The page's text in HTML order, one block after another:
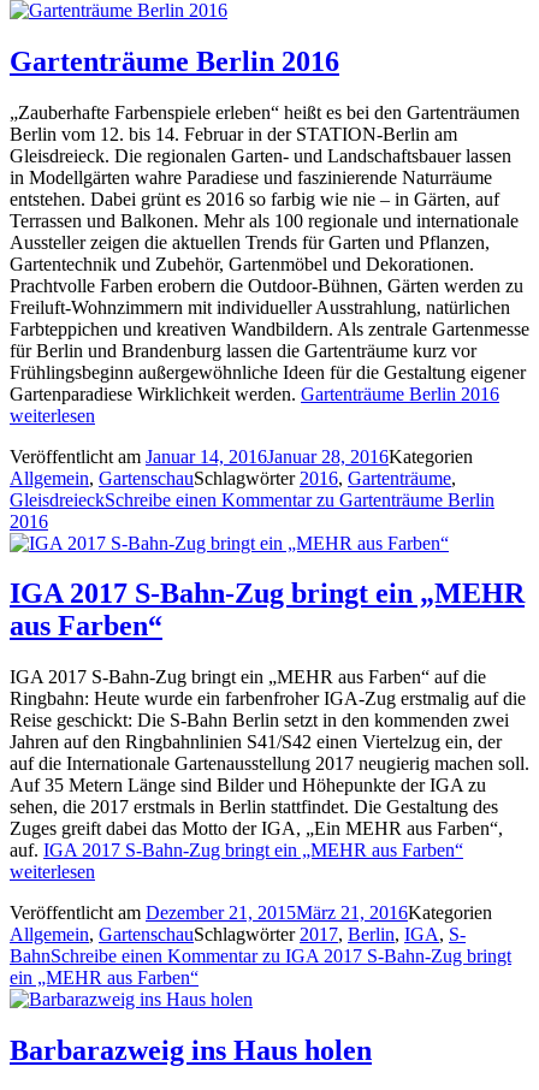
Gartenträume Berlin 2016
„Zauberhafte Farbenspiele erleben“ heißt es bei den Gartenträumen
Berlin vom 12. bis 14. Februar in der STATION‐Berlin am
Gleisdreieck. Die regionalen Garten‐ und Landschaftsbauer lassen
in Modellgärten wahre Paradiese und faszinierende Naturräume
entstehen. Dabei grünt es 2016 so farbig wie nie – in Gärten, auf
Terrassen und Balkonen. Mehr als 100 regionale und internationale
Aussteller zeigen die aktuellen Trends für Garten und Pflanzen,
Gartentechnik und Zubehör, Gartenmöbel und Dekorationen.
Prachtvolle Farben erobern die Outdoor‐Bühnen, Gärten werden zu
Freiluft‐Wohnzimmern mit individueller Ausstrahlung, natürlichen
Farbteppichen und kreativen Wandbildern. Als zentrale Gartenmesse
für Berlin und Brandenburg lassen die Gartenträume kurz vor
Frühlingsbeginn außergewöhnliche Ideen für die Gestaltung eigener
Gartenparadiese Wirklichkeit werden. Gartenträume Berlin 2016
weiterlesen
Veröffentlicht am Januar 14, 2016Januar 28, 2016Kategorien
Allgemein, GartenschauSchlagwörter 2016, Gartenträume,
GleisdreieckSchreibe einen Kommentarzu Gartenträume Berlin
2016
IGA 2017 S-Bahn-Zug bringt ein „MEHR
aus Farben“
IGA 2017 S-Bahn-Zug bringt ein „MEHR aus Farben“ auf die
Ringbahn: Heute wurde ein farbenfroher IGA-Zug erstmalig auf die
Reise geschickt: Die S-Bahn Berlin setzt in den kommenden zwei
Jahren auf den Ringbahnlinien S41/S42 einen Viertelzug ein, der
auf die Internationale Gartenausstellung 2017 neugierig machen soll.
Auf 35 Metern Länge sind Bilder und Höhepunkte der IGA zu
sehen, die 2017 erstmals in Berlin stattfindet. Die Gestaltung des
Zuges greift dabei das Motto der IGA, „Ein MEHR aus Farben“,
auf. IGA 2017 S-Bahn-Zug bringt ein „MEHR aus Farben“
weiterlesen
Veröffentlicht am Dezember 21, 2015März 21, 2016Kategorien
Allgemein, GartenschauSchlagwörter 2017, Berlin, IGA, S-
BahnSchreibe einen Kommentarzu IGA 2017 S-Bahn-Zug bringt
ein „MEHR aus Farben“
Barbarazweig ins Haus holen